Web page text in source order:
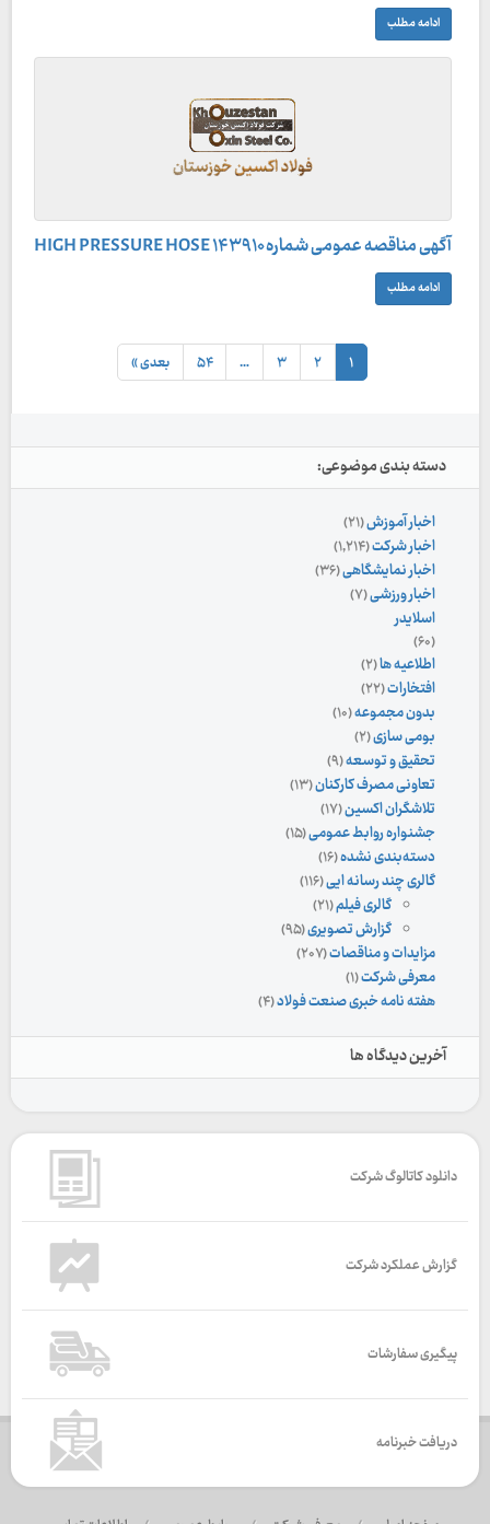
ادامه مطلب
آگهی مناقصه عمومی شماره ۱۴۳۹۱۰ HIGH PRESSURE HOSE
ادامه مطلب
۱ ۲ ۳ … ۵۴ بعدی »
دسته بندی موضوعی:
اخبار آموزش(۲۱)
اخبار شرکت(۱,۲۱۴)
اخبار نمایشگاهی(۳۶)
اخبار ورزشی(۷)
اسلایدر
(۶۰)
اطلاعیه ها(۲)
افتخارات(۲۲)
بدون مجموعه(۱۰)
بومی سازی(۲)
تحقیق و توسعه(۹)
تعاونی مصرف کارکنان(۱۳)
تلاشگران اکسین(۱۷)
جشنواره روابط عمومی(۱۵)
دسته‌بندی نشده(۱۶)
گالری چند رسانه ایی(۱۱۶)
گالری فیلم(۲۱)
گزارش تصویری(۹۵)
مزایدات و مناقصات(۲۰۷)
معرفی شرکت(۱)
هفته نامه خبری صنعت فولاد(۴)
آخرین دیدگاه ها
دانلود کاتالوگ شرکت
گزارش عملکرد شرکت
پیگیری سفارشات
دریافت خبرنامه